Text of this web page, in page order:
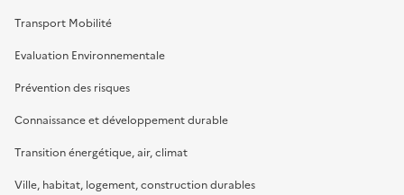
Transport Mobilité
Evaluation Environnementale
Prévention des risques
Connaissance et développement durable
Transition énergétique, air, climat
Ville, habitat, logement, construction durables